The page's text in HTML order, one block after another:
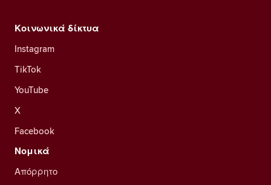
Κοινωνικά δίκτυα
Instagram
TikTok
YouTube
X
Facebook
Νομικά
Απόρρητο